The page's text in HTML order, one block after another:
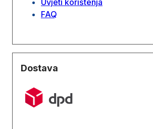
FAQ
Dostava